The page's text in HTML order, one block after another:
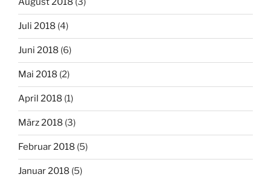
Juli 2018 (4)
Juni 2018 (6)
Mai 2018 (2)
April 2018 (1)
März 2018 (3)
Februar 2018 (5)
Januar 2018 (5)